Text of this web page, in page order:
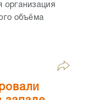
организация
объёма